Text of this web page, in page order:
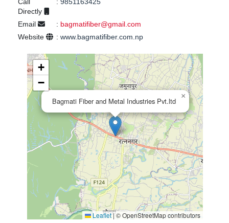
Directly
Email : bagmatifiber@gmail.com
Website
: www.bagmatifiber.com.np
Bagmati Fiber and Metal Industries Pvt.ltd
×
+
−
Leaflet|© OpenStreetMap contributors